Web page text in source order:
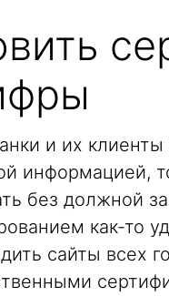
и их
информацией,
без должной
как-то
сайты всех